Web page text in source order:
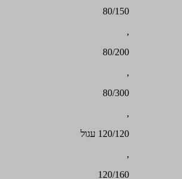
80/150
,
80/200
,
80/300
,
120/120 עגול
,
120/160